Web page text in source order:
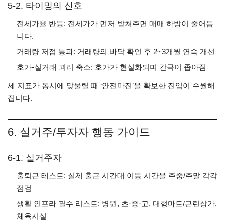
5-2. 타이밍의 신호
전세가율 반등: 전세가가 먼저 받쳐주면 매매 하방이 줄어듭
니다.
거래량 저점 통과: 거래량의 바닥 확인 후 2~3개월 연속 개선
호가-실거래 괴리 축소: 호가가 현실화되며 간극이 좁아짐
세 지표가 동시에 맞물릴 때 ‘안전마진’을 확보한 진입이 수월해
집니다.
6. 실거주/투자자 행동 가이드
6-1. 실거주자
출퇴근 테스트: 실제 출근 시간대 이동 시간을 주중/주말 각각
점검
생활 인프라 필수 리스트: 병원, 초·중·고, 대형마트/근린상가,
체육시설